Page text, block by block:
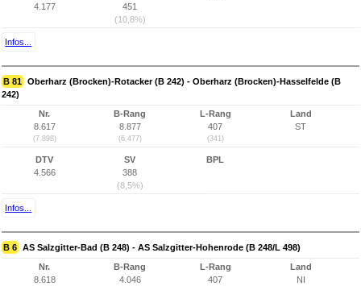
4.177
451
(10,8%)
Infos...
B 81 Oberharz (Brocken)-Rotacker (B 242) - Oberharz (Brocken)-Hasselfelde (B
242)
Nr.
8.617
(7.898)
B-Rang
8.877
(6.477)
L-Rang
407
(341)
Land
ST
DTV
4.566
SV
388
(8,5%)
BPL
Infos...
B 6 AS Salzgitter-Bad (B 248) - AS Salzgitter-Hohenrode (B 248/L 498)
Nr.
8.618
B-Rang
4.046
L-Rang
407
Land
NI